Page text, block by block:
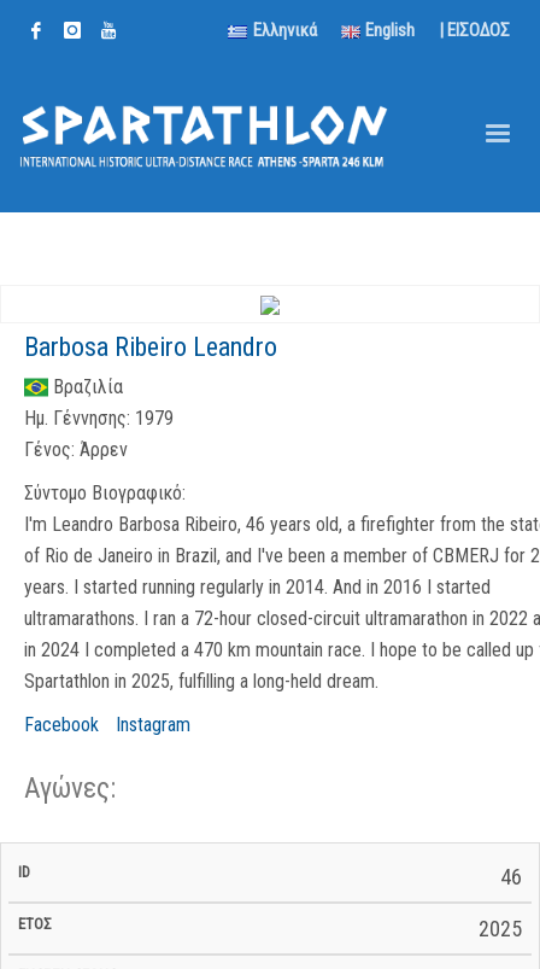
Ελληνικά English | ΕΙΣΟΔΟΣ
Barbosa Ribeiro Leandro
Βραζιλία
Ημ. Γέννησης: 1979
Γένος: Άρρεν
Σύντομο Βιογραφικό:
I'm Leandro Barbosa Ribeiro, 46 years old, a firefighter from the
of Rio de Janeiro in Brazil, and I've been a member of CBMERJ for
years. I started running regularly in 2014. And in 2016 I started
ultramarathons. I ran a 72-hour closed-circuit ultramarathon in 2022
in 2024 I completed a 470 km mountain race. I hope to be called up
Spartathlon in 2025, fulfilling a long-held dream.
Facebook
Instagram
Αγώνες:
Αγώνα
Ημερομηνία
46
2025